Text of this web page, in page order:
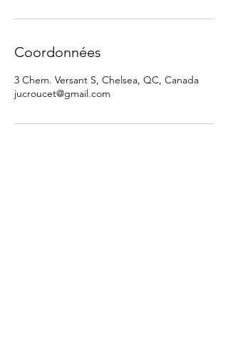
Coordonnées
3 Chem. Versant S, Chelsea, QC, Canada
jucroucet@gmail.com